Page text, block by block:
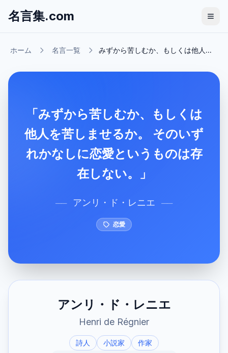
名言集.com
ホーム 名言一覧 みずから苦しむか、もしくは他人...
「みずから苦しむか、もしくは
他人を苦しませるか。 そのいず
れかなしに恋愛というものは存
在しない。」
── アンリ・ド・レニエ ──
恋愛
アンリ・ド・レニエ
Henri de Régnier
詩人 小説家
作家